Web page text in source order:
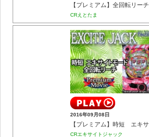
【プレミアム】全回転リーチ
CRえとたま
2016年09月08日
CRエキサイトジャック